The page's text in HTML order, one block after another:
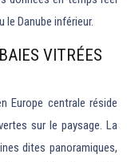
le Danube inférieur.
VITRÉES
Europe centrale réside
sur le paysage. La
dites panoramiques,